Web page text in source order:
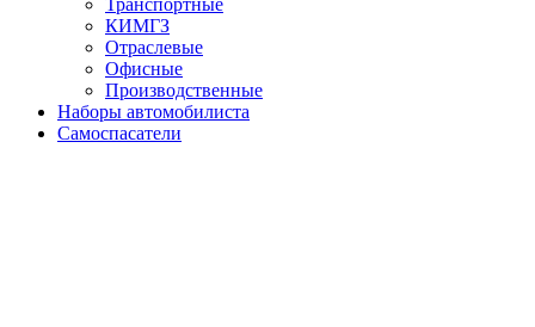
Транспортные
КИМГЗ
Отраслевые
Офисные
Производственные
Наборы автомобилиста
Самоспасатели